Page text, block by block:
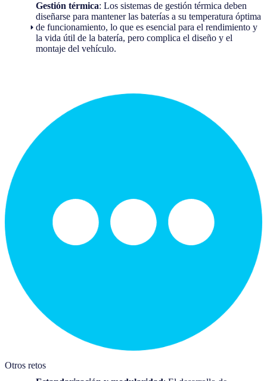
Gestión térmica: Los sistemas de gestión térmica deben
diseñarse para mantener las baterías a su temperatura óptima
de funcionamiento, lo que es esencial para el rendimiento y
la vida útil de la batería, pero complica el diseño y el
montaje del vehículo.
Otros retos